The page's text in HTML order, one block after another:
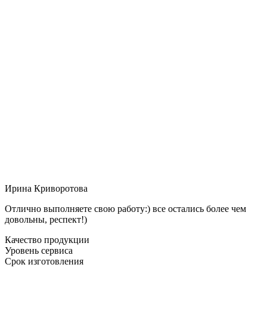
Ирина Криворотова
Отлично выполняете свою работу:) все остались более чем
довольны, респект!)
Качество продукции
Уровень сервиса
Срок изготовления